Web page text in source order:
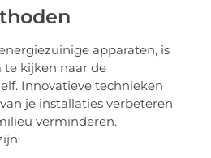
apparaten, is
kijken naar de
Innovatieve technieken
je installaties verbeteren
verminderen.